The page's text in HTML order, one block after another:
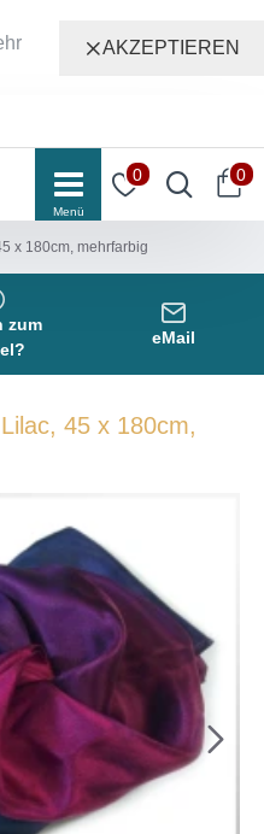
AKZEPTIEREN
0 0
x 180cm, mehrfarbig
zum
eMail
45 x 180cm,